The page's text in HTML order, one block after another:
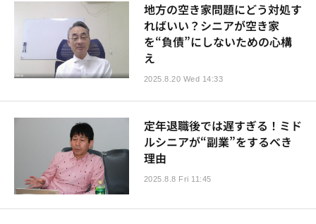
地方の空き家問題にどう対処す
ればいい？シニアが空き家
を“負債”にしないための心構
え
2025.8.20 Wed 14:33
定年退職後では遅すぎる！ミド
ルシニアが“副業”をするべき
理由
2025.8.8 Fri 11:45